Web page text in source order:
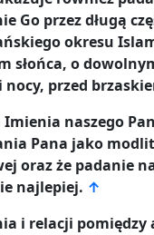
Go przez długą
okresu
słońca, o
przed
naszego
Pana jako
oraz że padanie
najlepiej. ↑
i relacji pomiędzy